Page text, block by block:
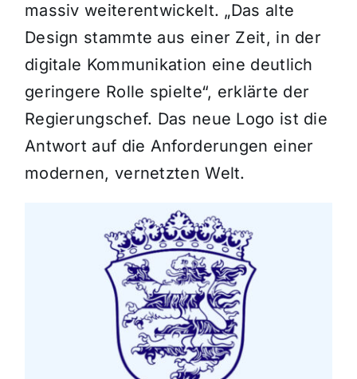
massiv weiterentwickelt. „Das alte
Design stammte aus einer Zeit, in der
digitale Kommunikation eine deutlich
geringere Rolle spielte“, erklärte der
Regierungschef. Das neue Logo ist die
Antwort auf die Anforderungen einer
modernen, vernetzten Welt.